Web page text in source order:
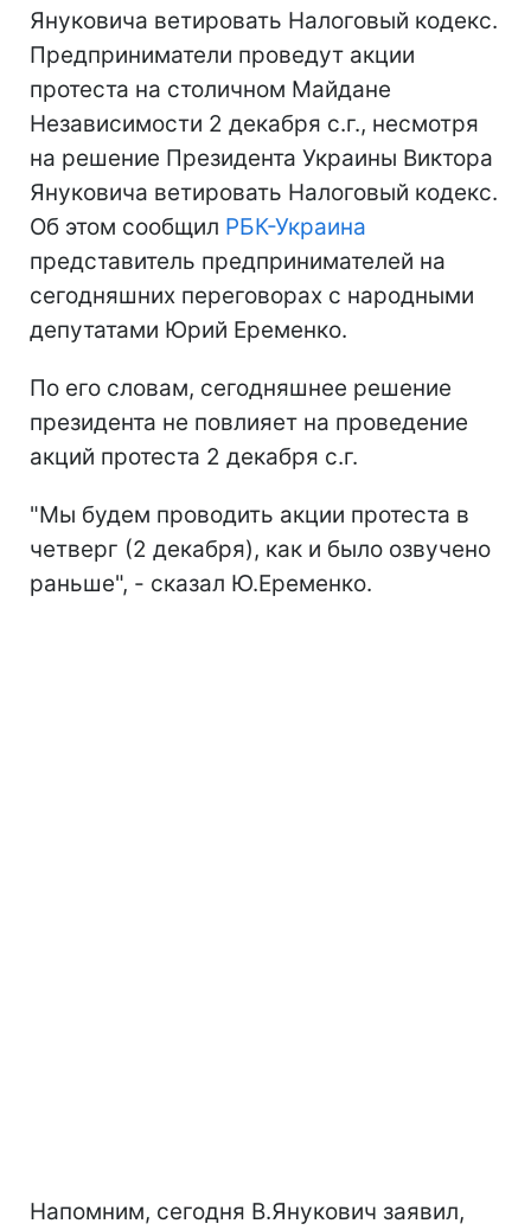
Януковича ветировать Налоговый кодекс.
Предприниматели проведут акции
протеста на столичном Майдане
Независимости 2 декабря с.г., несмотря
на решение Президента Украины Виктора
Януковича ветировать Налоговый кодекс.
Об этом сообщил РБК-Украина
представитель предпринимателей на
сегодняшних переговорах с народными
депутатами Юрий Еременко.
По его словам, сегодняшнее решение
президента не повлияет на проведение
акций протеста 2 декабря с.г.
"Мы будем проводить акции протеста в
четверг (2 декабря), как и было озвучено
раньше", - сказал Ю.Еременко.
Напомним, сегодня В.Янукович заявил,